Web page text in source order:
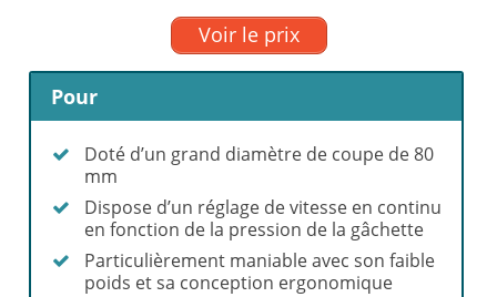
Voir le prix
Pour
Doté d’un grand diamètre de coupe de 80
mm
Dispose d’un réglage de vitesse en continu
en fonction de la pression de la gâchette
Particulièrement maniable avec son faible
poids et sa conception ergonomique